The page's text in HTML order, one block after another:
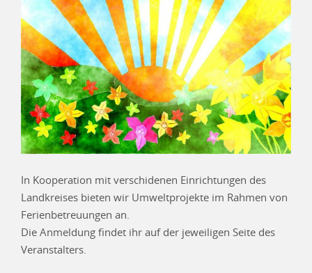
In Kooperation mit verschidenen Einrichtungen des
Landkreises bieten wir Umweltprojekte im Rahmen von
Ferienbetreuungen an.
Die Anmeldung findet ihr auf der jeweiligen Seite des
Veranstalters.